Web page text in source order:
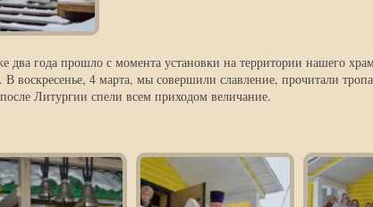
два года прошло с момента установки на территории нашего
В воскресенье, 4 марта, мы совершили славление, прочитали
Литургии спели всем приходом величание.